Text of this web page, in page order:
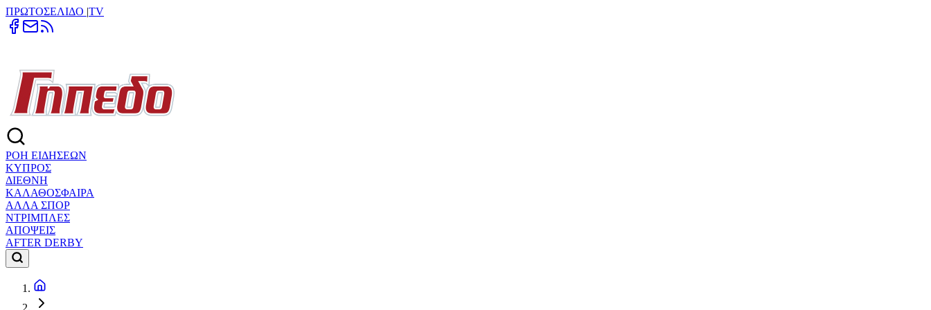
ΠΡΩΤΟΣΕΛΙΔΟ |TV
ΡΟΗ ΕΙΔΗΣΕΩΝ
ΚΥΠΡΟΣ
ΔΙΕΘΝΗ
ΚΑΛΑΘΟΣΦΑΙΡΑ
ΑΛΛΑ ΣΠΟΡ
ΝΤΡΙΜΠΛΕΣ
ΑΠΟΨΕΙΣ
AFTER DERBY